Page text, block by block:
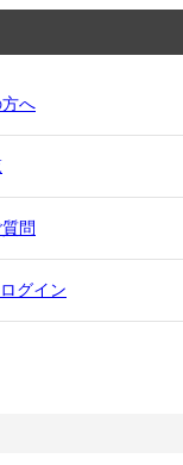
へ
問
グイン